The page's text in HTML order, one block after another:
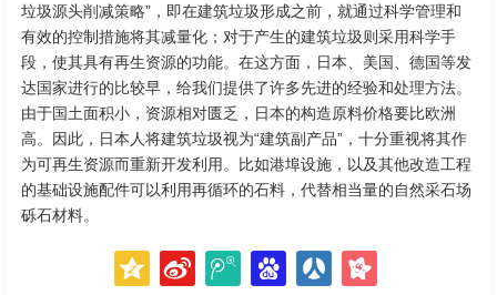
垃圾源头削减策略”，即在建筑垃圾形成之前，就通过科学管理和
有效的控制措施将其减量化；对于产生的建筑垃圾则采用科学手
段，使其具有再生资源的功能。在这方面，日本、美国、德国等发
达国家进行的比较早，给我们提供了许多先进的经验和处理方法。
由于国土面积小，资源相对匮乏，日本的构造原料价格要比欧洲
高。因此，日本人将建筑垃圾视为“建筑副产品”，十分重视将其作
为可再生资源而重新开发利用。比如港埠设施，以及其他改造工程
的基础设施配件可以利用再循环的石料，代替相当量的自然采石场
砾石材料。